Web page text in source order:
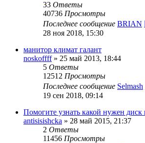
33 Ответы
40736 Просмотры
Последнее сообщение BRIAN
28 ноя 2018, 15:30
манитор климат галант
noskoffff» 25 май 2013, 18:44
5 Ответы
12512 Просмотры
Последнее сообщение Selmash
19 сен 2018, 09:14
Помогите узнать какой нужен диск
antisisishcka » 28 май 2015, 21:37
2 Ответы
11456 Просмотры